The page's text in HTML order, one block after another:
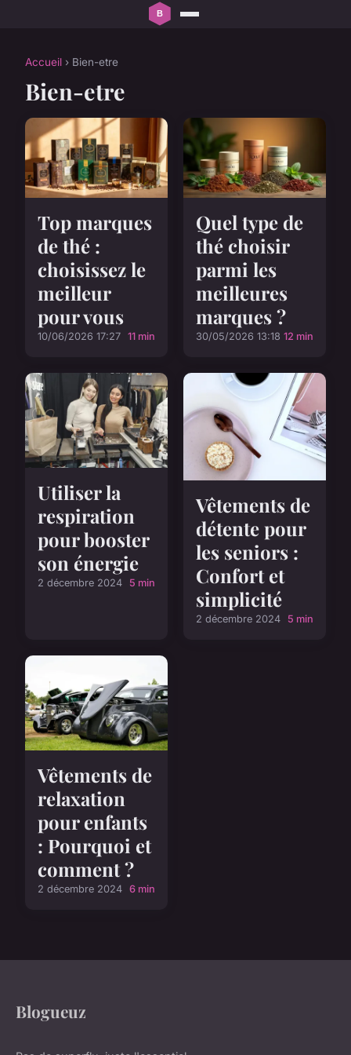
Accueil › Bien-etre
Bien-etre
Top marques
de thé :
choisissez le
meilleur
pour vous
10/06/2026 17:27 11 min
Quel type de
thé choisir
parmi les
meilleures
marques ?
30/05/2026 13:18 12 min
Utiliser la
respiration
pour booster
son énergie
2 décembre 2024 5 min
Vêtements de
détente pour
les seniors :
Confort et
simplicité
2 décembre 2024 5 min
Vêtements de
relaxation
pour enfants
: Pourquoi et
comment ?
2 décembre 2024 6 min
Blogueuz